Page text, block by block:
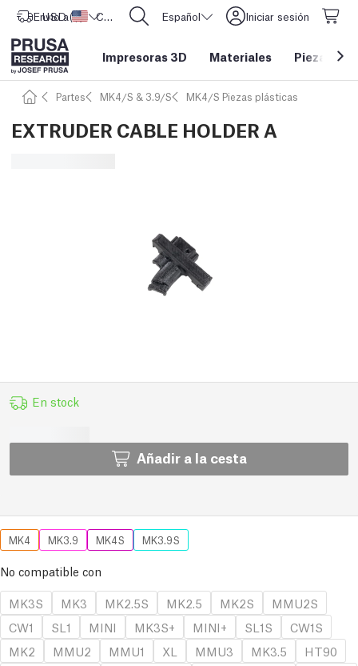
Envío a Estados Unidos
USD ($) CORE One L: ¡Ya disponible! Español Iniciar sesión
Impresoras 3D Materiales Piezas y
Partes MK4/S & 3.9/S MK4/S Piezas plásticas
EXTRUDER CABLE HOLDER A
En stock
Añadir a la cesta
MK4 MK3.9 MK4S MK3.9S
No compatible con
MK3S
MK3 MK2.5S MK2.5 MK2S
MMU2S
CW1
SL1 MINI MK3S+ MINI+ SL1S
CW1S
MK2
MMU2 MMU1 XL MMU3 MK3.5
HT90